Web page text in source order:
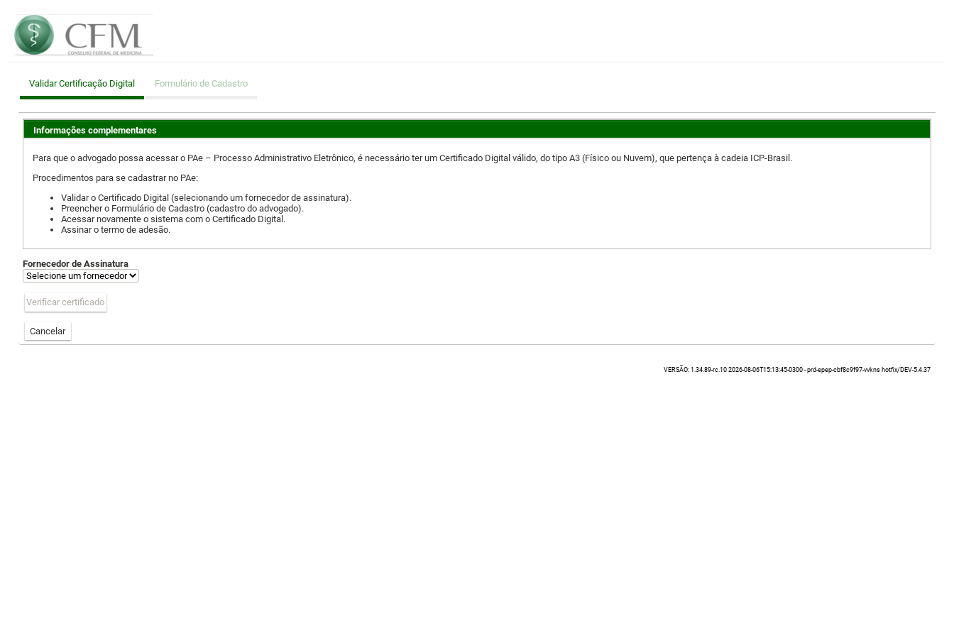
Validar Certificação Digital Formulário de Cadastro
Informações complementares
Para que o advogado possa acessar o PAe – Processo Administrativo Eletrônico, é necessário ter um Certificado Digital válido, do tipo A3 (Físico ou Nuvem), que pertença à cadeia ICP-Brasil.
Procedimentos para se cadastrar no PAe:
Validar o Certificado Digital (selecionando um fornecedor de assinatura).
Preencher o Formulário de Cadastro (cadastro do advogado).
Acessar novamente o sistema com o Certificado Digital.
Assinar o termo de adesão.
Fornecedor de Assinatura
Verificar certificado
Cancelar
VERSÃO: 1.34.89-rc.10 2026-08-06T15:13:45-0300 - prd-epep-cbf8c9f97-vvkns hotfix/DEV-5.4.37